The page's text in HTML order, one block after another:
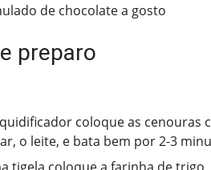
de chocolate a gosto
preparo
coloque as cenouras
o leite, e bata bem por 2-3